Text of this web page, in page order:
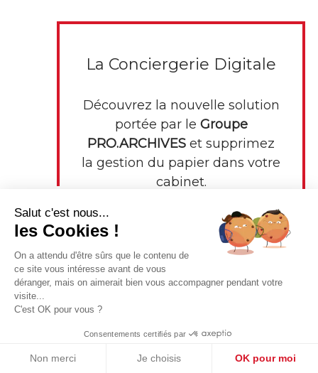
La Conciergerie Digitale
Découvrez la nouvelle solution
portée par le Groupe
PRO.ARCHIVES et supprimez
la gestion du papier dans votre
cabinet.
Externalisez la gestion de vos
Salut c'est nous...
les Cookies !
On a attendu d'être sûrs que le contenu de
ce site vous intéresse avant de vous
déranger, mais on aimerait bien vous accompagner pendant votre
visite...
C'est OK pour vous ?
Consentements certifiés par
Non merci Je choisis OK pour moi